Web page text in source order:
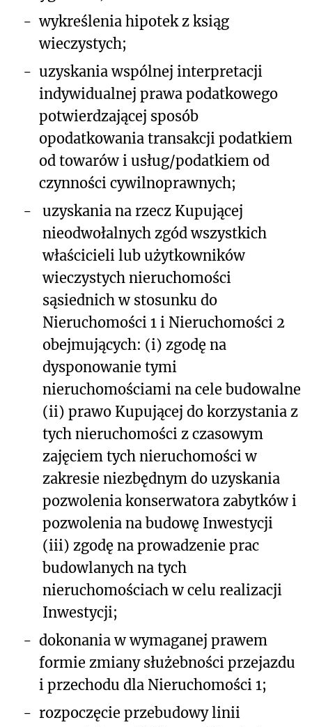
- wykreślenia hipotek z ksiąg
wieczystych;
- uzyskania wspólnej interpretacji
indywidualnej prawa podatkowego
potwierdzającej sposób
opodatkowania transakcji podatkiem
od towarów i usług/podatkiem od
czynności cywilnoprawnych;
-
uzyskania na rzecz Kupującej
nieodwołalnych zgód wszystkich
właścicieli lub użytkowników
wieczystych nieruchomości
sąsiednich w stosunku do
Nieruchomości 1 i Nieruchomości 2
obejmujących: (i) zgodę na
dysponowanie tymi
nieruchomościami na cele budowalne
(ii) prawo Kupującej do korzystania z
tych nieruchomości z czasowym
zajęciem tych nieruchomości w
zakresie niezbędnym do uzyskania
pozwolenia konserwatora zabytków i
pozwolenia na budowę Inwestycji
(iii) zgodę na prowadzenie prac
budowlanych na tych
nieruchomościach w celu realizacji
Inwestycji;
- dokonania w wymaganej prawem
formie zmiany służebności przejazdu
i przechodu dla Nieruchomości 1;
- rozpoczęcie przebudowy linii